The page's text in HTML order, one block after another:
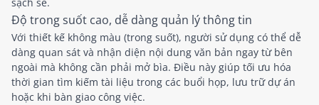
Độ trong suốt cao, dễ dàng quản lý thông tin
Với thiết kế không màu (trong suốt), người sử dụng có thể dễ
dàng quan sát và nhận diện nội dung văn bản ngay từ bên
ngoài mà không cần phải mở bìa. Điều này giúp tối ưu hóa
thời gian tìm kiếm tài liệu trong các buổi họp, lưu trữ dự án
hoặc khi bàn giao công việc.